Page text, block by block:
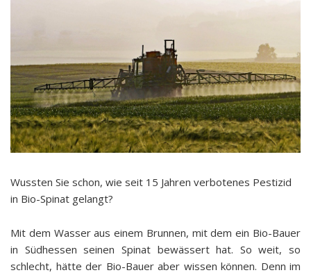
Wussten Sie schon, wie seit 15 Jahren verbotenes Pestizid
in Bio-Spinat gelangt?
Mit dem Wasser aus einem Brunnen, mit dem ein Bio-Bauer
in Südhessen seinen Spinat bewässert hat. So weit, so
schlecht, hätte der Bio-Bauer aber wissen können. Denn im